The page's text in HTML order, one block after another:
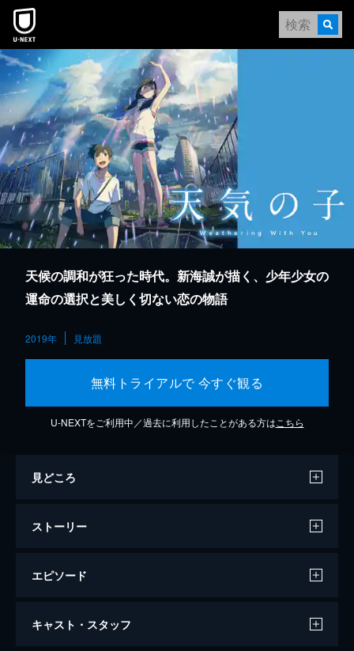
本文へスキップ
天候の調和が狂った時代。新海誠が描く、少年少女の
運命の選択と美しく切ない恋の物語
2019年 見放題
無料トライアルで 今すぐ観る
U-NEXTをご利用中／過去に利用したことがある方は こちら
見どころ
ストーリー
エピソード
天気の子
キャスト・スタッフ